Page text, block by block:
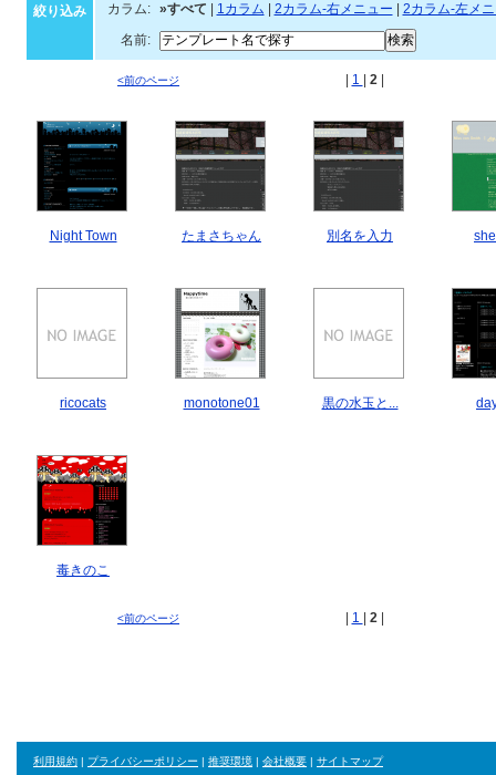
絞り込み
カラム:
»すべて 1カラム 2カラム-右メニュー
2カラム-左メ
名前:
<前のページ 1 2
Night Town たまさちゃん 別名を入力
ricocats monotone01 黒の水玉と...
毒きのこ
<前のページ 1 2
利用規約 | プライバシーポリシー | 推奨環境 | 会社概要 | サイトマップ